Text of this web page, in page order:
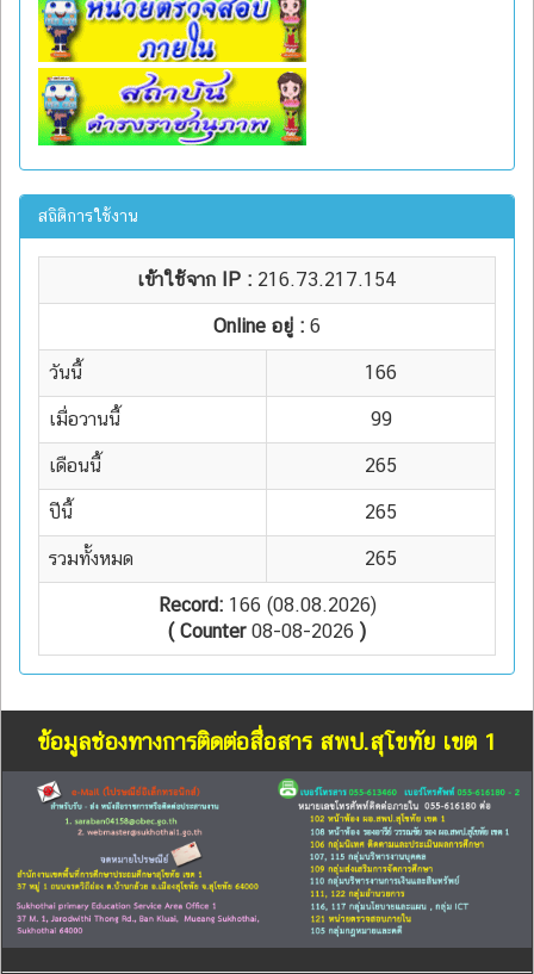
สถิติการใช้งาน
เข้าใช้จาก IP : 216.73.217.154
Online อยู่ : 6
วันนี้ 166
เมื่อวานนี้ 99
เดือนนี้ 265
ปีนี้ 265
รวมทั้งหมด 265
Record:166 (08.08.2026)
( Counter08-08-2026 )
ข้อมูลช่องทางการติดต่อสื่อสาร สพป.สุโขทัย เขต 1